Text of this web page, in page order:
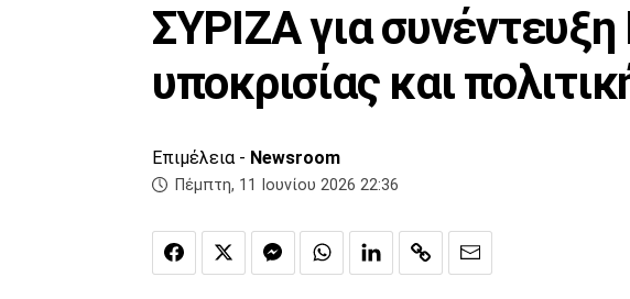
ΣΥΡΙΖΑ για
υποκρισίας και
Επιμέλεια - Newsroom
Πέμπτη, 11 Ιουνίου 2026 22:36